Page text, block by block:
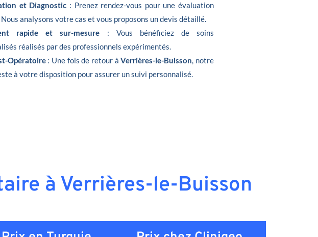
et Diagnostic : Prenez rendez-vous pour une évaluation
analysons votre cas et vous proposons un devis détaillé.
rapide et sur-mesure : Vous bénéficiez de soins
réalisés par des professionnels expérimentés.
Opératoire : Une fois de retour àVerrières-le-Buisson, notre
à votre disposition pour assurer un suivi personnalisé.
à Verrières-le-Buisson